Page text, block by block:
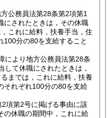
公務員法第28条第2項第1
にされたときは，その休職
これに給料，扶養手当，住
100分の80を支給すること
により地方公務員法第28条
して休職にされたときは，
までは，これに給料，扶養
それぞれ100分の80を支給
項第2号に掲げる事由に該
の休職の期間中，これに給